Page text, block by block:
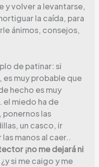
y volver a levantarse,
la caída, para
ánimos, consejos,
de patinar: si
es muy probable que
hecho es muy
el miedo ha de
ponernos las
un casco, ir
manos al caer..
¡no me dejará ni
si me caigo y me